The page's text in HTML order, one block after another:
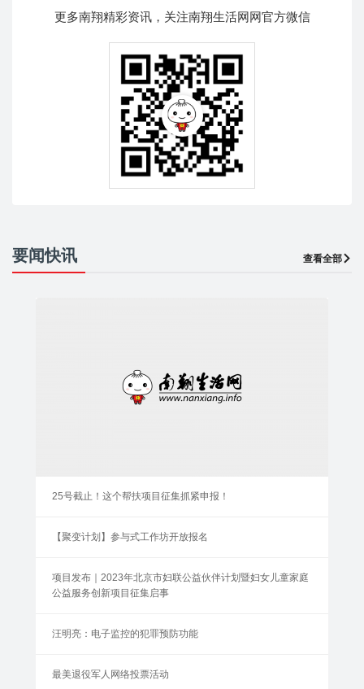
更多南翔精彩资讯，关注南翔生活网网官方微信
要闻快讯 查看全部
25号截止！这个帮扶项目征集抓紧申报！
【聚变计划】参与式工作坊开放报名
项目发布｜2023年北京市妇联公益伙伴计划暨妇女儿童家庭
公益服务创新项目征集启事
汪明亮：电子监控的犯罪预防功能
最美退役军人网络投票活动